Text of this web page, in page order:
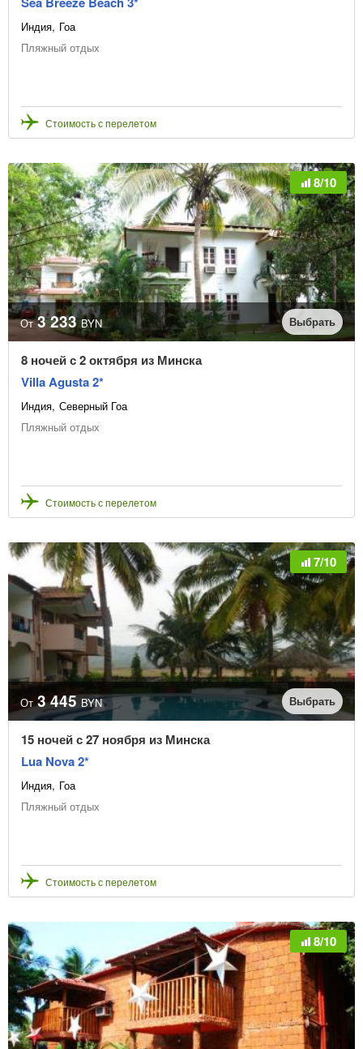
Индия Гоа
Пляжный отдых
Стоимость с перелетом
8/10
От 3 233 BYN Выбрать
8 ночей с 2 октября из Минска
Villa Agusta 2*
Индия Северный Гоа
Пляжный отдых
Стоимость с перелетом
7/10
От 3 445 BYN Выбрать
15 ночей с 27 ноября из Минска
Lua Nova 2*
Индия Гоа
Пляжный отдых
Стоимость с перелетом
8/10